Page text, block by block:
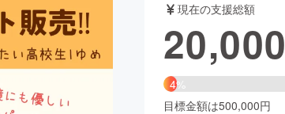
舞台・パフォーマンス
フード・飲食店
現在の支援総額
20,000
4%
目標金額は500,000円